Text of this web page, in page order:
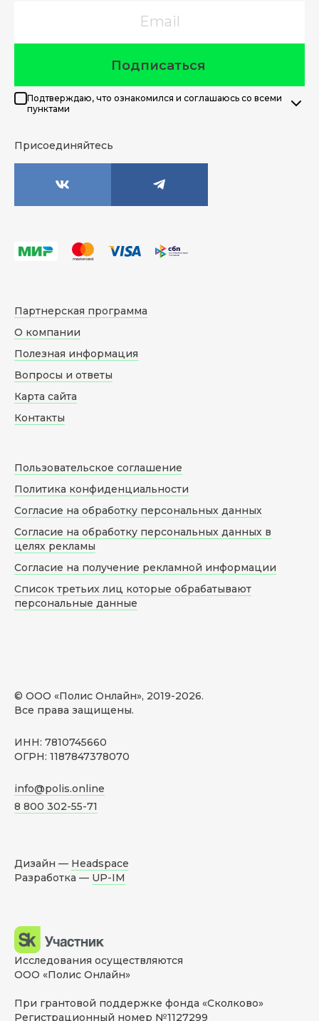
Подписаться
Подтверждаю, что ознакомился и соглашаюсь со всеми
пунктами
Присоединяйтесь
© ООО «Полис Онлайн», 2019-2026.
Все права защищены.
ИНН: 7810745660
ОГРН: 1187847378070
info@polis.online
8 800 302-55-71
Партнерская программа
О компании
Полезная информация
Вопросы и ответы
Карта сайта
Контакты
Пользовательское соглашение
Политика конфиденциальности
Согласие на обработку персональных данных
Согласие на обработку персональных данных в
целях рекламы
Согласие на получение рекламной информации
Список третьих лиц которые обрабатывают
персональные данные
Дизайн — Headspace
Разработка — UP-IM
Исследования осуществляются
ООО «Полис Онлайн»
При грантовой поддержке фонда «Сколково»
Регистрационный номер №1127299